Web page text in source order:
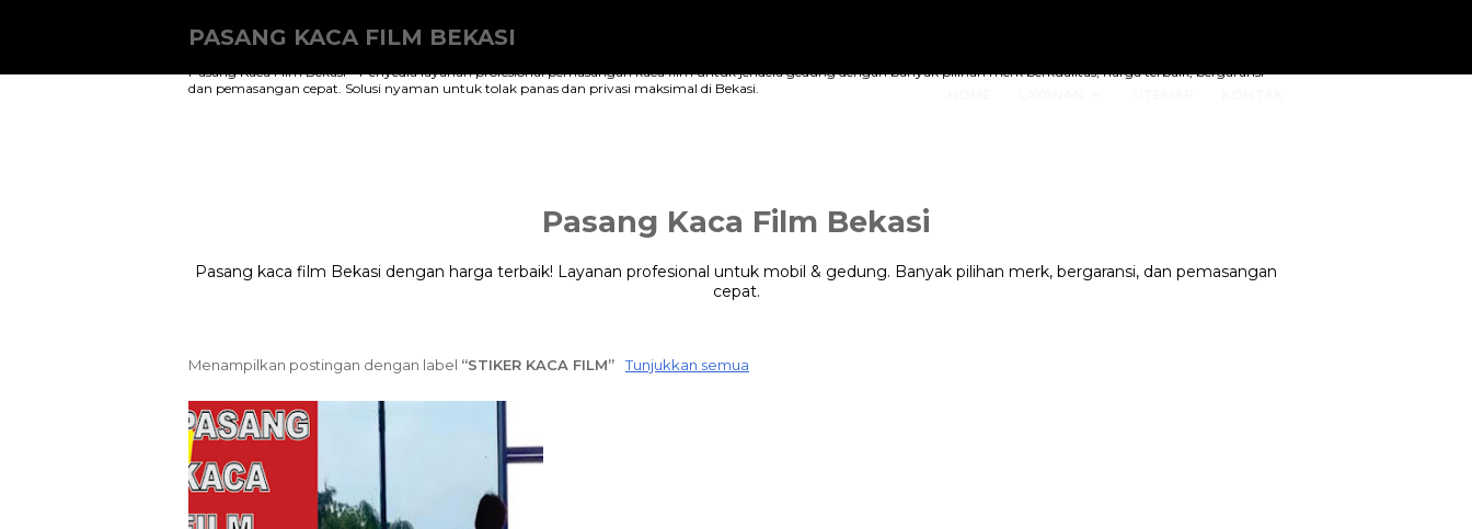
PASANG KACA FILM BEKASI
Pasang Kaca Film Bekasi – Penyedia layanan profesional pemasangan kaca film untuk jendela gedung dengan banyak pilihan merk berkualitas, harga terbaik, bergaransi
dan pemasangan cepat. Solusi nyaman untuk tolak panas dan privasi maksimal di Bekasi.
Pasang Kaca Film Bekasi
Pasang kaca film Bekasi dengan harga terbaik! Layanan profesional untuk mobil & gedung. Banyak pilihan merk, bergaransi, dan pemasangan
cepat.
Menampilkan postingan dengan label STIKER KACA FILM Tunjukkan semua